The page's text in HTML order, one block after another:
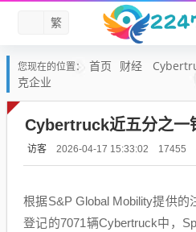
繁
您现在的位置： 首页 财经
克企业
Cybertruck近五分之一
访客 2026-04-17 15:33:02 17455
根据S&P Global Mobility提供
登记的7071辆Cybertruck中，